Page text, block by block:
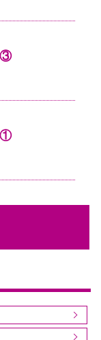
③
①